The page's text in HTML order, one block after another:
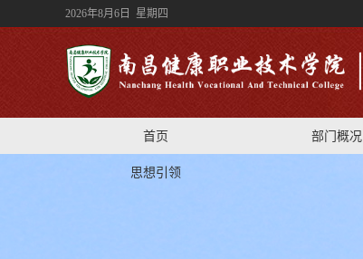
2026年8月6日 星期四
首页 部门概况
思想引领